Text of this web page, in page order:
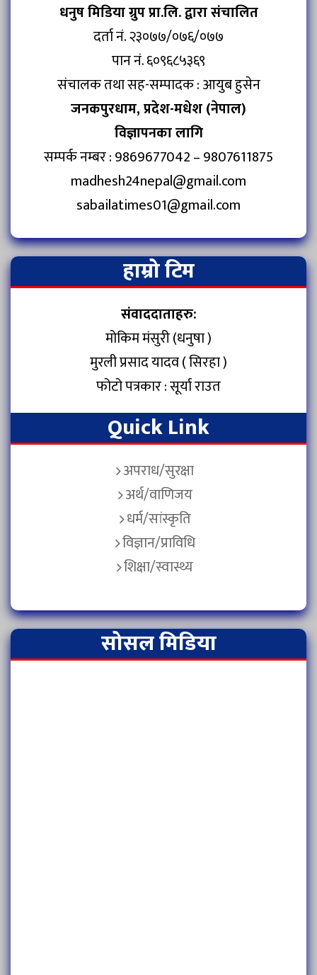
धनुष मिडिया ग्रुप प्रा.लि. द्वारा संचालित
दर्ता नं. २३०७७/०७६/०७७
पान नं. ६०९६८५३६९
संचालक तथा सह-सम्पादक : आयुब हुसेन
जनकपुरधाम, प्रदेश-मधेश (नेपाल)
विज्ञापनका लागि
सम्पर्क नम्बर : 9869677042 – 9807611875
madhesh24nepal@gmail.com
sabailatimes01@gmail.com
हाम्रो टिम
संवाददाताहरु:
मोकिम मंसुरी (धनुषा )
मुरली प्रसाद यादव ( सिरहा )
फोटो पत्रकार : सूर्या राउत
Quick Link
अपराध/सुरक्षा
अर्थ/वाणिजय
धर्म/सांस्कृति
विज्ञान/प्राविधि
शिक्षा/स्वास्थ्य
सोसल मिडिया